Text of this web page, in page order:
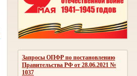
Запросы ОПФР по постановлению
Правительства РФ от 28.06.2021 №
1037